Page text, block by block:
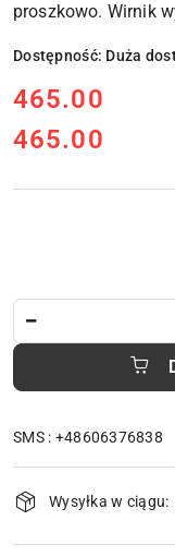
proszkowo. Wirnik
Dostępność: Duża
cena:
465.00
Cena:
465.00
SMS : +48606376838
i
dostawa
Wysyłka w ciągu: